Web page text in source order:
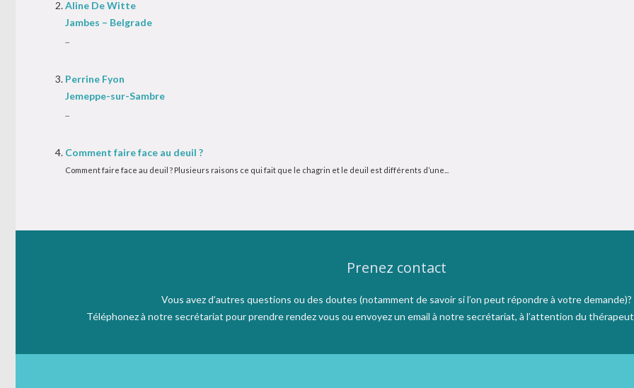
Aline De Witte
Jambes – Belgrade
Perrine Fyon
Jemeppe-sur-Sambre
Comment faire face au deuil ?
Comment faire face au deuil ? Plusieurs raisons ce qui fait que le chagrin et le deuil est différents d’une...
Prenez contact
Vous avez d’autres questions ou des doutes (notamment de savoir si l’on peut répondre à votre demande)?
Téléphonez à notre secrétariat pour prendre rendez vous ou envoyez un email à notre secrétariat, à l’attention du